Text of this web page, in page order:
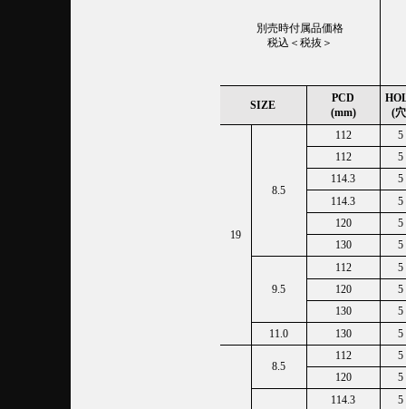
別売時付属品価格
税込＜税抜＞
SIZE
PCD
(mm)
(
19
8.5
112
5
112
5
114.3
5
114.3
5
120
5
130
5
9.5
112
5
120
5
130
5
11.0
130 5
8.5
112
5
120
5
114.3
5